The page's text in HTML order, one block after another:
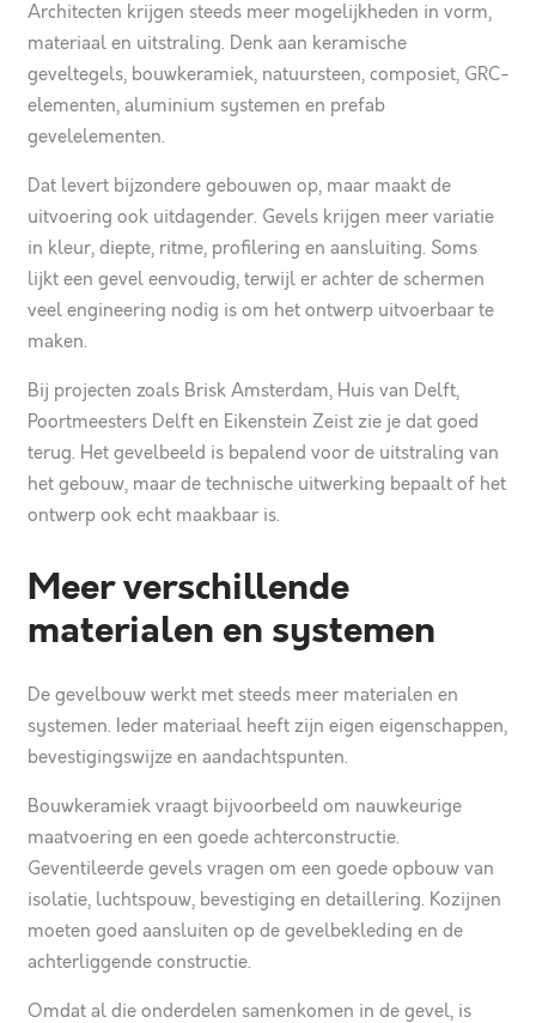
Architecten krijgen steeds meer mogelijkheden in vorm,
materiaal en uitstraling. Denk aan keramische
geveltegels, bouwkeramiek, natuursteen, composiet, GRC-
elementen, aluminium systemen en prefab
gevelelementen.
Dat levert bijzondere gebouwen op, maar maakt de
uitvoering ook uitdagender. Gevels krijgen meer variatie
in kleur, diepte, ritme, profilering en aansluiting. Soms
lijkt een gevel eenvoudig, terwijl er achter de schermen
veel engineering nodig is om het ontwerp uitvoerbaar te
maken.
Bij projecten zoals Brisk Amsterdam, Huis van Delft,
Poortmeesters Delft en Eikenstein Zeist zie je dat goed
terug. Het gevelbeeld is bepalend voor de uitstraling van
het gebouw, maar de technische uitwerking bepaalt of het
ontwerp ook echt maakbaar is.
Meer verschillende
materialen en systemen
De gevelbouw werkt met steeds meer materialen en
systemen. Ieder materiaal heeft zijn eigen eigenschappen,
bevestigingswijze en aandachtspunten.
Bouwkeramiek vraagt bijvoorbeeld om nauwkeurige
maatvoering en een goede achterconstructie.
Geventileerde gevelsvragen om een goede opbouw van
isolatie, luchtspouw, bevestiging en detaillering. Kozijnen
moeten goed aansluiten op de gevelbekleding en de
achterliggende constructie.
Omdat al die onderdelen samenkomen in de gevel, is